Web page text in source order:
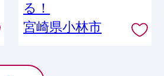
る！
宮崎県小林市